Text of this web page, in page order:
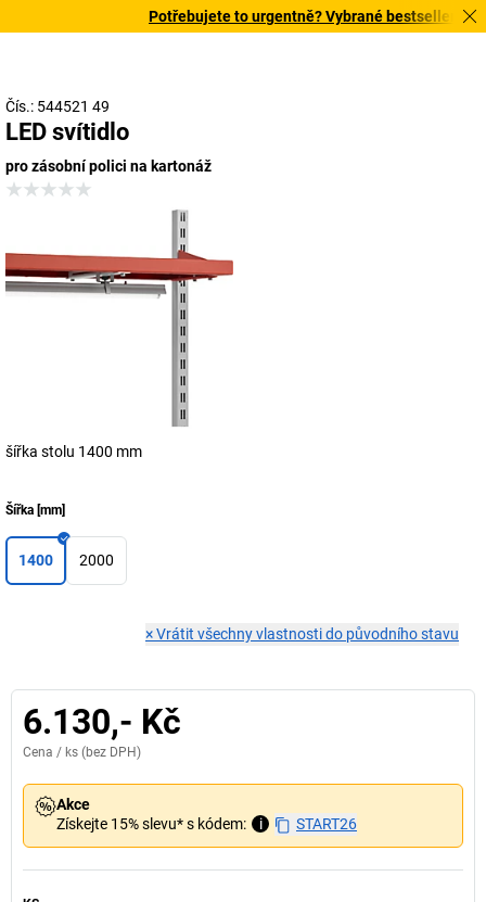
Potřebujete to urgentně? Vybrané bestsellery
Čís.: 544521 49
LED svítidlo
pro zásobní polici na kartonáž
šířka stolu 1400 mm
Šířka [mm]
1400 2000
×Vrátit všechny vlastnosti do původního stavu
6.130,- Kč
Cena / ks (bez DPH)
Akce
Získejte 15% slevu* s kódem:
i START26